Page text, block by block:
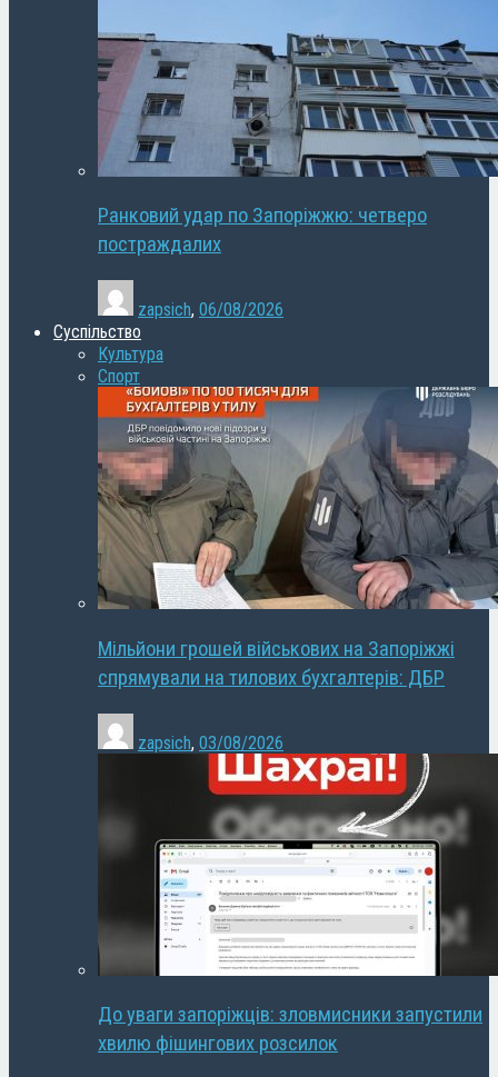
Ранковий удар по Запоріжжю: четверо
постраждалих
zapsich, 06/08/2026
Суспільство
Культура
Спорт
Мільйони грошей військових на Запоріжжі
спрямували на тилових бухгалтерів: ДБР
zapsich, 03/08/2026
До уваги запоріжців: зловмисники запустили
хвилю фішингових розсилок